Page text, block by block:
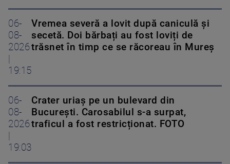
06-
08-
2026
|
19:15
Vremea severă a lovit după caniculă și
secetă. Doi bărbați au fost loviți de
trăsnet în timp ce se răcoreau în Mureș
06-
08-
2026
|
19:03
Crater uriaș pe un bulevard din
București. Carosabilul s-a surpat,
traficul a fost restricționat. FOTO